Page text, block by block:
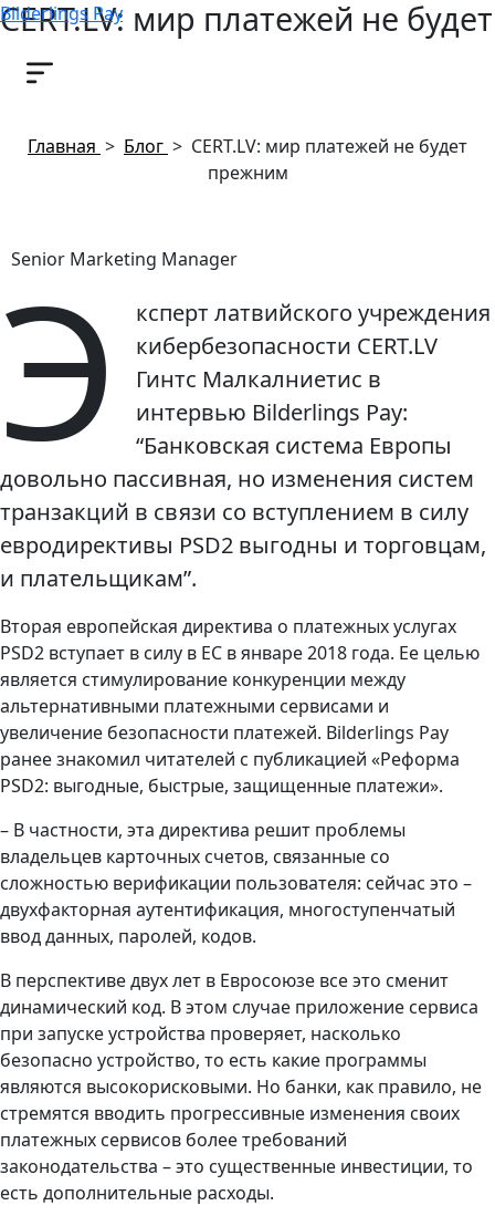
Bilderlings Pay
CERT.LV: мир платежей не будет
прежним
Главная > Блог > CERT.LV: мир платежей не будет
прежним
Senior Marketing Manager
Э
ксперт латвийского учреждения
кибербезопасности CERT.LV
Гинтс Малкалниетис в
интервью Bilderlings Pay:
“Банковская система Европы
довольно пассивная, но изменения систем
транзакций в связи со вступлением в силу
евродирективы PSD2 выгодны и торговцам,
и плательщикам”.
Вторая европейская директива о платежных услугах
PSD2 вступает в силу в ЕС в январе 2018 года. Ее целью
является стимулирование конкуренции между
альтернативными платежными сервисами и
увеличение безопасности платежей. Bilderlings Pay
ранее знакомил читателей с публикацией «Реформа
PSD2: выгодные, быстрые, защищенные платежи».
– В частности, эта директива решит проблемы
владельцев карточных счетов, связанные со
сложностью верификации пользователя: сейчас это –
двухфакторная аутентификация, многоступенчатый
ввод данных, паролей, кодов.
В перспективе двух лет в Евросоюзе все это сменит
динамический код. В этом случае приложение сервиса
при запуске устройства проверяет, насколько
безопасно устройство, то есть какие программы
являются высокорисковыми. Но банки, как правило, не
стремятся вводить прогрессивные изменения своих
платежных сервисов более требований
законодательства – это существенные инвестиции, то
есть дополнительные расходы.